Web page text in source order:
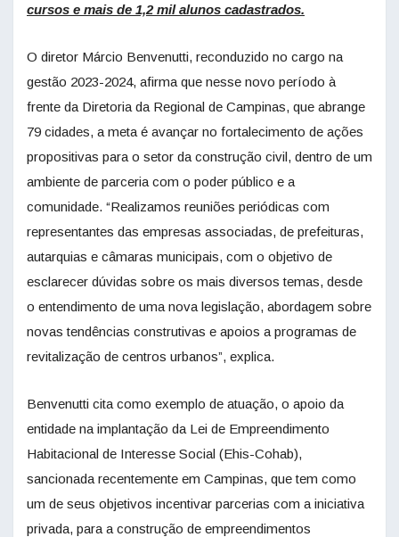
cursos e mais de 1,2 mil alunos cadastrados.
O diretor Márcio Benvenutti, reconduzido no cargo na
gestão 2023-2024, afirma que nesse novo período à
frente da Diretoria da Regional de Campinas, que abrange
79 cidades, a meta é avançar no fortalecimento de ações
propositivas para o setor da construção civil, dentro de um
ambiente de parceria com o poder público e a
comunidade. “Realizamos reuniões periódicas com
representantes das empresas associadas, de prefeituras,
autarquias e câmaras municipais, com o objetivo de
esclarecer dúvidas sobre os mais diversos temas, desde
o entendimento de uma nova legislação, abordagem sobre
novas tendências construtivas e apoios a programas de
revitalização de centros urbanos”, explica.
Benvenutti cita como exemplo de atuação, o apoio da
entidade na implantação da Lei de Empreendimento
Habitacional de Interesse Social (Ehis-Cohab),
sancionada recentemente em Campinas, que tem como
um de seus objetivos incentivar parcerias com a iniciativa
privada, para a construção de empreendimentos